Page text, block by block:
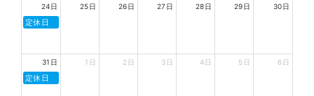
24日
定休日
25日 26日 27日 28日 29日 30日
31日
定休日
1日 2日 3日 4日 5日 6日